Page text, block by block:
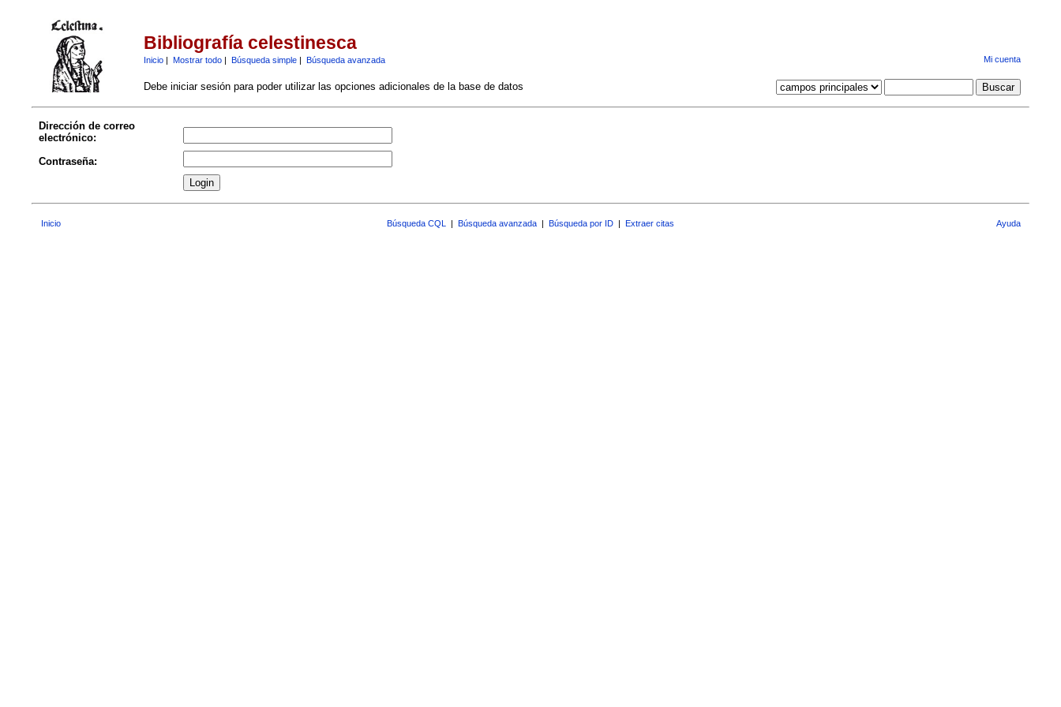
Bibliografía celestinesca
Inicio| Mostrar todo| Búsqueda simple| Búsqueda avanzada Mi cuenta
Debe iniciar sesión para poder utilizar las opciones adicionales de la base de datos
Dirección de correo
electrónico:
Contraseña:
Inicio Búsqueda CQL | Búsqueda avanzada | Búsqueda por ID | Extraer citas Ayuda